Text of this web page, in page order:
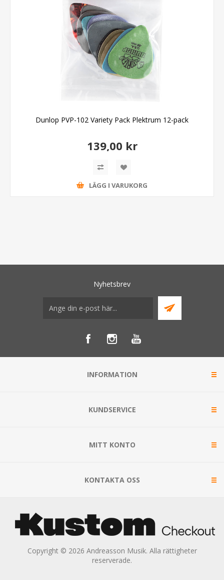
Dunlop PVP-102 Variety Pack Plektrum 12-pack
139,00 kr
LÄGG I VARUKORG
Nyhetsbrev
INFORMATION
KUNDSERVICE
MITT KONTO
KONTAKTA OSS
Copyright © 2026 Andreasson Musik. Alla rättigheter
reserverade.